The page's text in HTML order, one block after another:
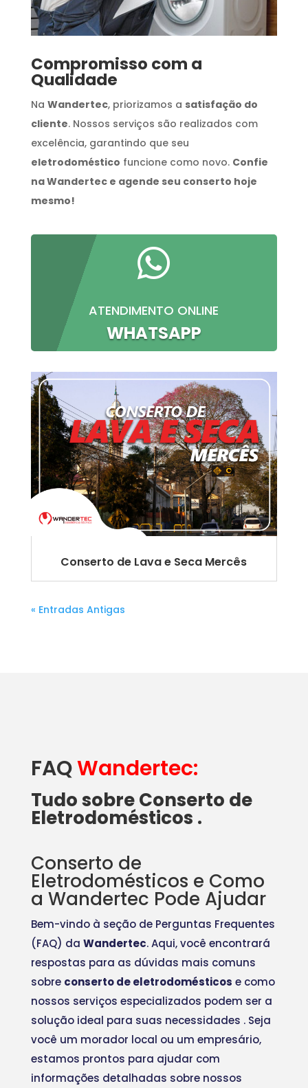
Compromisso com a
Qualidade
Na Wandertec, priorizamos a satisfação do
cliente. Nossos serviços são realizados com
excelência, garantindo que seu
eletrodoméstico funcione como novo. Confie
na Wandertec e agende seu conserto hoje
mesmo!

ATENDIMENTO ONLINE
WHATSAPP
Conserto de Lava e Seca Mercês
« Entradas Antigas
FAQWandertec:
Tudo sobre Conserto de
Eletrodomésticos .
Conserto de
Eletrodomésticos e Como
a Wandertec Pode Ajudar
Bem-vindo à seção de Perguntas Frequentes
(FAQ) da Wandertec. Aqui, você encontrará
respostas para as dúvidas mais comuns
sobre conserto de eletrodomésticos e como
nossos serviços especializados podem ser a
solução ideal para suas necessidades . Seja
você um morador local ou um empresário,
estamos prontos para ajudar com
informações detalhadas sobre nossos